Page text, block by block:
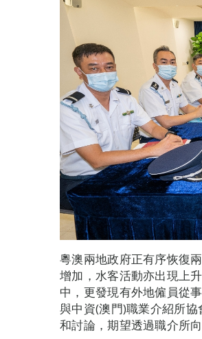
粵澳兩地政府正有序恢復
增加，水客活動亦出現上
中，更發現有外地僱員從
與中資(澳門)職業介紹所
和討論，期望透過職介所